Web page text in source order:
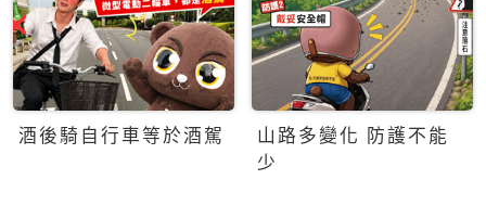
酒後騎自行車等於酒駕
山路多變化 防護不能
少